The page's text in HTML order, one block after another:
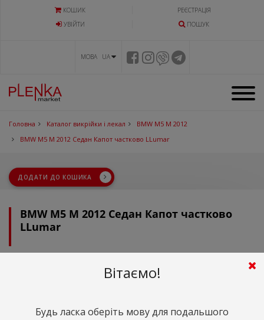
КОШИК
РЕЄСТРАЦІЯ
УВIЙТИ
ПОШУК
МОВА UA
Головна Каталог викрійки і лекал
BMW M5 M 2012
BMW M5 M 2012 Седан Капот частково LLumar
ДОДАТИ ДО КОШИКА
BMW M5 M 2012 Седан Капот частково
LLumar
грн. ($73.99)
Вітаємо!
Будь ласка оберіть мову для подальшого